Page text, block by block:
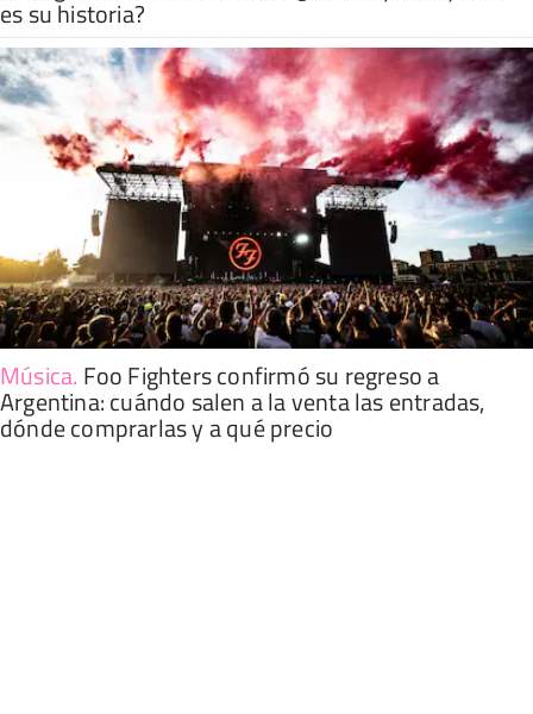
es su historia?
Música. Foo Fighters confirmó su regreso a
Argentina: cuándo salen a la venta las entradas,
dónde comprarlas y a qué precio